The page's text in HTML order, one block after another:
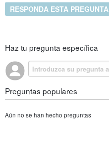
RESPONDA ESTA PREGUNTA
Haz tu pregunta específica
Preguntas populares
Aún no se han hecho preguntas